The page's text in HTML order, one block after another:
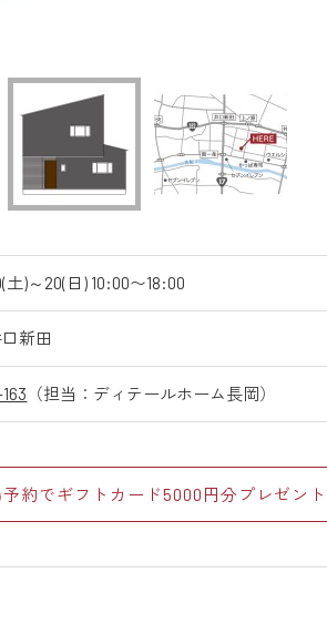
土)～20(日) 10:00〜18:00
新田
（担当：ディテールホーム長岡）
約でギフトカード5000円分プレゼント